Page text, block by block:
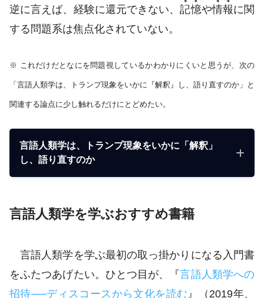
逆に言えば、経験に還元できない、記憶や情報に関
する問題系は焦点化されていない。
※ これだけだとなにを問題視しているかわかりにくいと思うが、次の
「言語人類学は、トランプ現象をいかに『解釈』し、語り直すのか」と
関連する論点に少し触れるだけにとどめたい。
言語人類学は、トランプ現象をいかに「解釈」
し、語り直すのか
言語人類学を学ぶおすすめ書籍
言語人類学を学ぶ最初の取っ掛かりになる入門書
をふたつあげたい。ひとつ目が、『言語人類学への
招待──ディスコースから文化を読む 』（2019年、